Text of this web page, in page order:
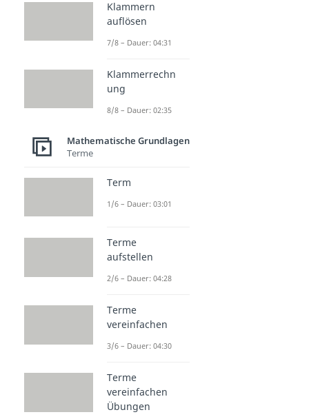
Klammern
auflösen
7/8 – Dauer: 04:31
Klammerrechn
ung
8/8 – Dauer: 02:35
Mathematische Grundlagen
Terme
Term
1/6 – Dauer: 03:01
Terme
aufstellen
2/6 – Dauer: 04:28
Terme
vereinfachen
3/6 – Dauer: 04:30
Terme
vereinfachen
Übungen